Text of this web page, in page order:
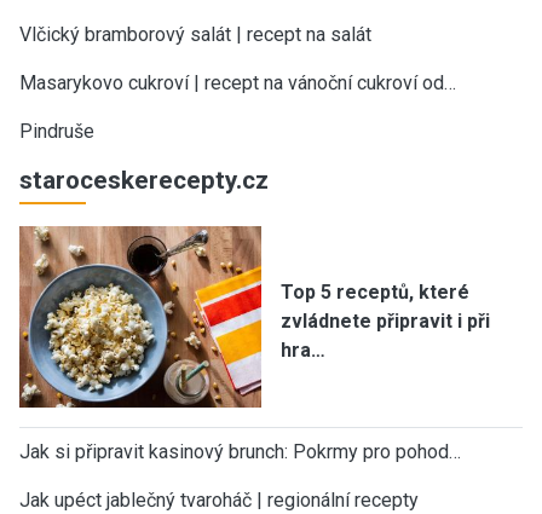
Vlčický bramborový salát | recept na salát
Masarykovo cukroví | recept na vánoční cukroví od…
Pindruše
staroceskerecepty.cz
Top 5 receptů, které
zvládnete připravit i při
hra…
Jak si připravit kasinový brunch: Pokrmy pro pohod…
Jak upéct jablečný tvaroháč | regionální recepty